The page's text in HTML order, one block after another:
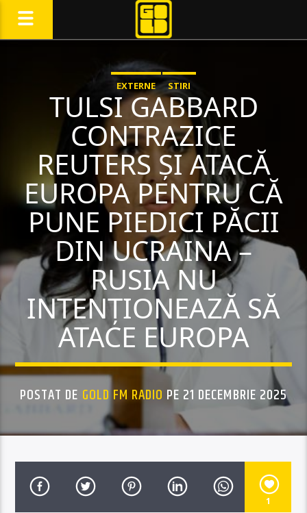
EXTERNE STIRI
TULSI GABBARD
CONTRAZICE
REUTERS ȘI ATACĂ
EUROPA PENTRU CĂ
PUNE PIEDICI PĂCII
DIN UCRAINA –
RUSIA NU
INTENȚIONEAZĂ SĂ
ATACE EUROPA
POSTAT DE GOLD FM RADIO PE 21 DECEMBRIE 2025
1